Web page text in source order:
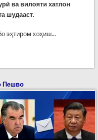
ва вилояти хатлон
шудааст.
эҳтиром хоҳиш...
пурчанги рӯзҳои оянда
Пешво